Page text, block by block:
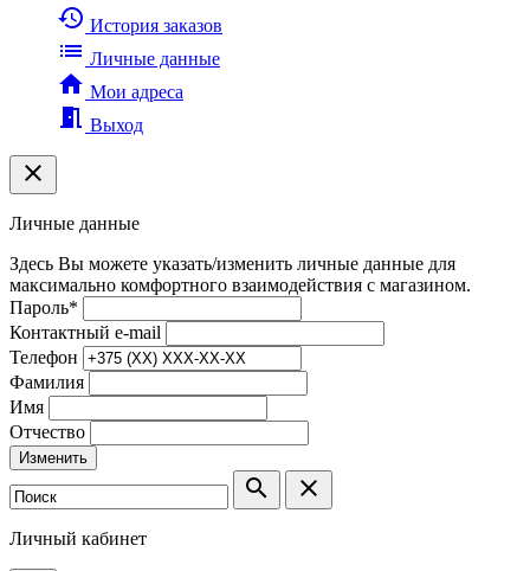
history История заказов
list Личные данные
home Мои адреса
meeting_room Выход
clear
Личные данные
Здесь Вы можете указать/изменить личные данные для
максимально комфортного взаимодействия с магазином.
Пароль*
Контактный e-mail
Телефон
Фамилия
Имя
Отчество
Изменить
search clear
Личный кабинет